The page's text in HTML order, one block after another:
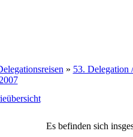
» 53. Delegation
Es befinden sich